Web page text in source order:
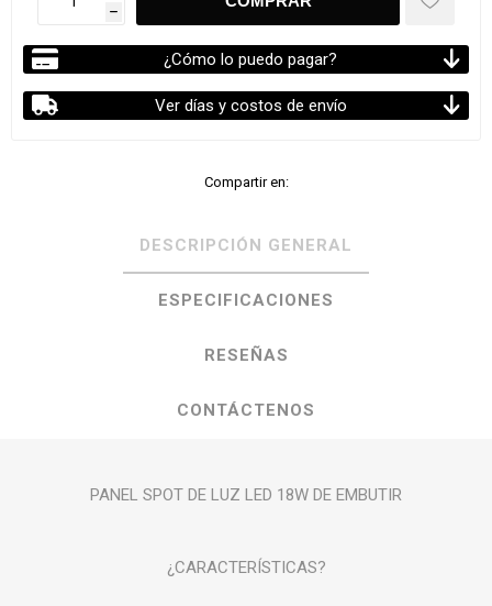
h
¿Cómo lo puedo pagar?
Ver días y costos de envío
Compartir en:
DESCRIPCIÓN GENERAL
ESPECIFICACIONES
RESEÑAS
CONTÁCTENOS
PANEL SPOT DE LUZ LED 18W DE EMBUTIR
¿CARACTERÍSTICAS?